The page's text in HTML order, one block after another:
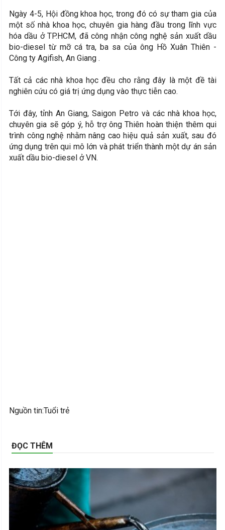
Ngày 4-5, Hội đồng khoa học, trong đó có sự tham gia của
một số nhà khoa học, chuyên gia hàng đầu trong lĩnh vực
hóa dầu ở TP.HCM, đã công nhận công nghệ sản xuất dầu
bio-diesel từ mỡ cá tra, ba sa của ông Hồ Xuân Thiên -
Công ty Agifish, An Giang .
Tất cả các nhà khoa học đều cho rằng đây là một đề tài
nghiên cứu có giá trị ứng dụng vào thực tiễn cao.
Tới đây, tỉnh An Giang, Saigon Petro và các nhà khoa học,
chuyên gia sẽ góp ý, hỗ trợ ông Thiên hoàn thiện thêm qui
trình công nghệ nhằm nâng cao hiệu quả sản xuất, sau đó
ứng dụng trên qui mô lớn và phát triển thành một dự án sản
xuất dầu bio-diesel ở VN.
Nguồn tin:Tuổi trẻ
ĐỌC THÊM